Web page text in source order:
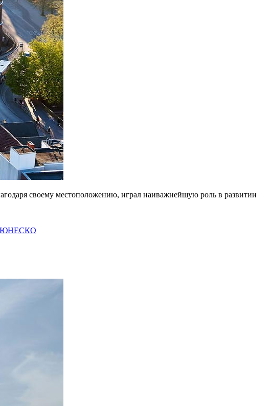
своему местоположению, играл наиважнейшую роль в развитии
ЮНЕСКО